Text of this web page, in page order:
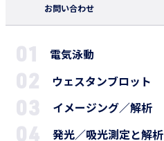
お問い合わせ
電気泳動
ウェスタンブロット
イメージング／解析
発光／吸光測定と解析